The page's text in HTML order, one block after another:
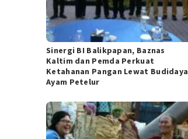
Sinergi BI Balikpapan, Baznas
Kaltim dan Pemda Perkuat
Ketahanan Pangan Lewat Budidaya
Ayam Petelur